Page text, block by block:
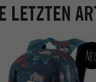
LETZTEN